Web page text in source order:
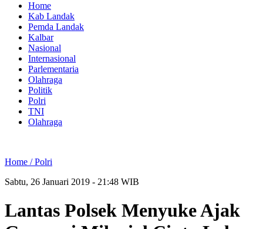
Home
Kab Landak
Pemda Landak
Kalbar
Nasional
Internasional
Parlementaria
Olahraga
Politik
Polri
TNI
Olahraga
Home /Polri
Sabtu, 26 Januari 2019 - 21:48 WIB
Lantas Polsek Menyuke Ajak